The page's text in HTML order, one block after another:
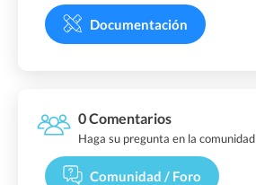
Documentación
0 Comentarios
Haga su pregunta en la comunidad
Comunidad / Foro